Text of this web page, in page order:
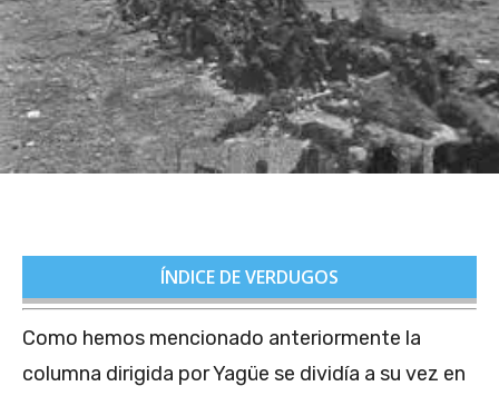
ÍNDICE DE VERDUGOS
Como hemos mencionado anteriormente la
columna dirigida por Yagüe se dividía a su vez en